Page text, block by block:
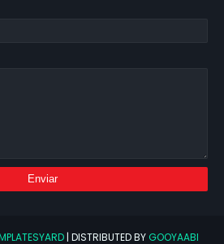
| DISTRIBUTED BY GOOYAABI